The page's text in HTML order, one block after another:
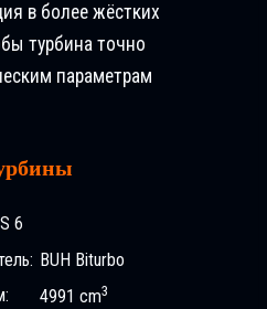
в более жёстких
турбина точно
параметрам
6
BUH Biturbo
4991 cm3